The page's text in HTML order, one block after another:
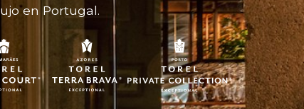
en Portugal.